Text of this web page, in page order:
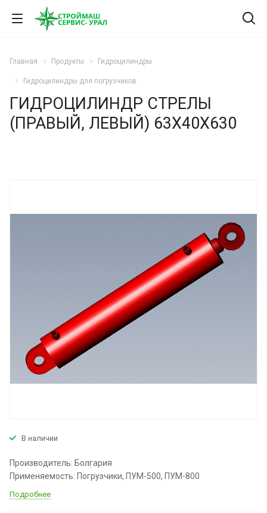
Главная Продукты Гидроцилиндры
Гидроцилиндры для погрузчиков
ГИДРОЦИЛИНДР СТРЕЛЫ
(ПРАВЫЙ, ЛЕВЫЙ) 63Х40Х630
В наличии
Производитель: Болгария
Применяемость: Погрузчики, ПУМ-500, ПУМ-800
Подробнее